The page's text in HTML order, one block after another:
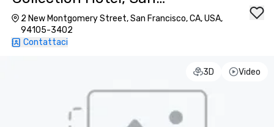
Francisco
2 New Montgomery Street, San Francisco, CA, USA,
94105-3402
Contattaci
3D Video